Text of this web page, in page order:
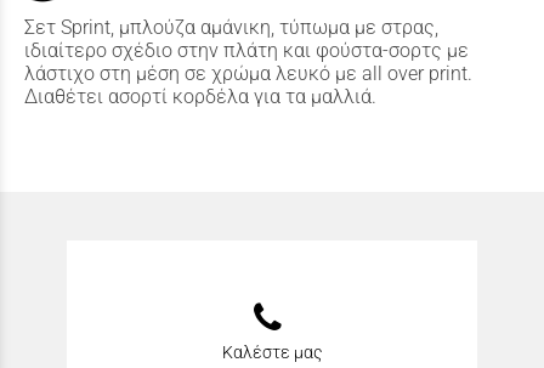
Σετ Sprint, μπλούζα αμάνικη, τύπωμα με στρας,
ιδιαίτερο σχέδιο στην πλάτη και φούστα-σορτς με
λάστιχο στη μέση σε χρώμα λευκό με all over print.
Διαθέτει ασορτί κορδέλα για τα μαλλιά.
Καλέστε μας